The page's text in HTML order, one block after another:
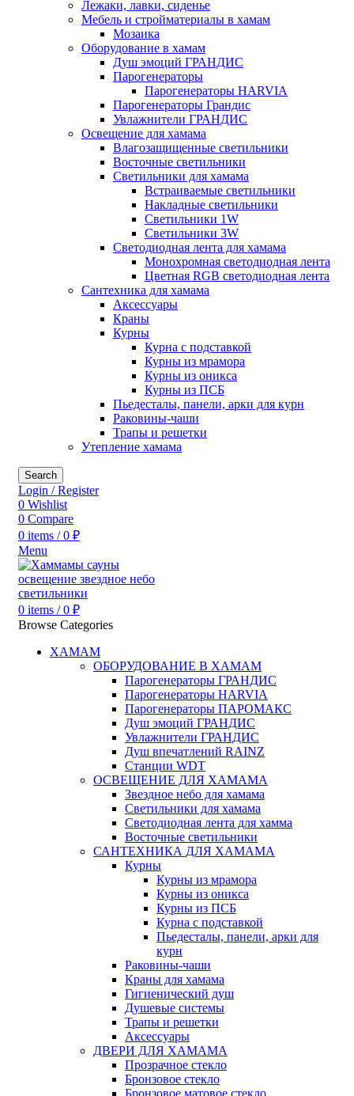
Лежаки, лавки, сиденье
Мебель и стройматериалы в хамам
Мозаика
Оборудование в хамам
Душ эмоций ГРАНДИС
Парогенераторы
Парогенераторы HARVIA
Парогенераторы Грандис
Увлажнители ГРАНДИС
Освещение для хамама
Влагозащищенные светильники
Восточные светильники
Светильники для хамама
Встраиваемые светильники
Накладные светильники
Светильники 1W
Светильники 3W
Светодиодная лента для хамама
Монохромная светодиодная лента
Цветная RGB светодиодная лента
Сантехника для хамама
Аксессуары
Краны
Курны
Курна с подставкой
Курны из мрамора
Курны из оникса
Курны из ПСБ
Пьедесталы, панели, арки для курн
Раковины-чаши
Трапы и решетки
Утепление хамама
Search
Login / Register
0 Wishlist
0 Compare
0 items / 0 ₽
Menu
0 items / 0 ₽
Browse Categories
ХАМАМ
ОБОРУДОВАНИЕ В ХАМАМ
Парогенераторы ГРАНДИС
Парогенераторы HARVIA
Парогенераторы ПАРОМАКС
Душ эмоций ГРАНДИС
Увлажнители ГРАНДИС
Душ впечатлений RAINZ
Станции WDT
ОСВЕЩЕНИЕ ДЛЯ ХАМАМА
Звездное небо для хамама
Светильники для хамама
Светодиодная лента для хамма
Восточные светильники
САНТЕХНИКА ДЛЯ ХАМАМА
Курны
Курны из мрамора
Курны из оникса
Курны из ПСБ
Курна с подставкой
Пьедесталы, панели, арки для
курн
Раковины-чаши
Краны для хамама
Гигиенический душ
Душевые системы
Трапы и решетки
Аксессуары
ДВЕРИ ДЛЯ ХАМАМА
Прозрачное стекло
Бронзовое стекло